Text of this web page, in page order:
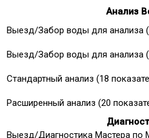
Анализ
Выезд/Забор воды для анализа
Выезд/Забор воды для анализа
Стандартный анализ (18
Расширенный анализ (20
Выезд/Диагностика Мастера по